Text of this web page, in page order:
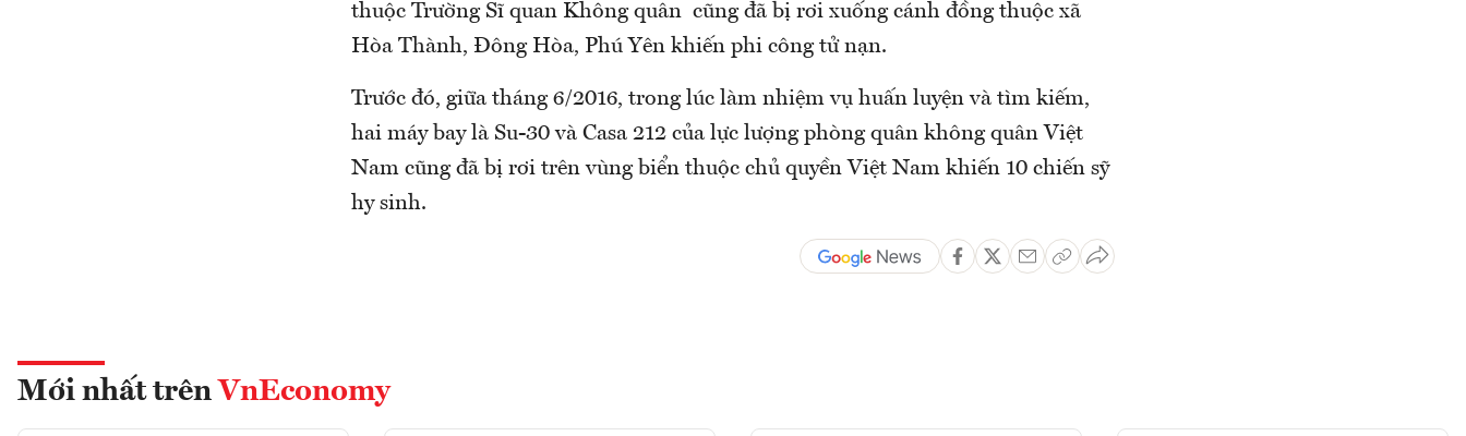
thuộc Trường Sĩ quan Không quân cũng đã bị rơi xuống cánh đồng thuộc xã
Hòa Thành, Đông Hòa, Phú Yên khiến phi công tử nạn.
Trước đó, giữa tháng 6/2016, trong lúc làm nhiệm vụ huấn luyện và tìm kiếm,
hai máy bay là Su-30 và Casa 212 của lực lượng phòng quân không quân Việt
Nam cũng đã bị rơi trên vùng biển thuộc chủ quyền Việt Nam khiến 10 chiến sỹ
hy sinh.
Mới nhất trên VnEconomy